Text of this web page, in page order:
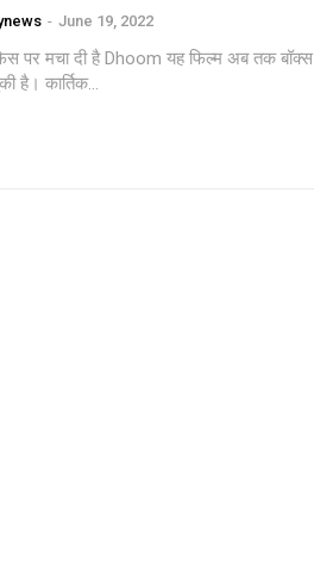
- June 19, 2022
पर मचा दी है Dhoom यह फिल्म अब तक बॉक्स
है। कार्तिक...